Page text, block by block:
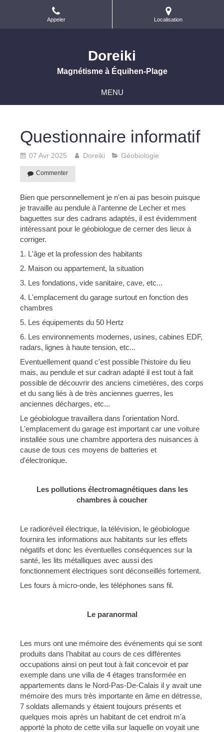
Appeler Localisation
Doreiki
Magnétisme à Équihen-Plage
MENU
Questionnaire informatif
07 Avr 2025 Doreiki Géobiologie
Commenter
Bien que personnellement je n'en ai pas besoin puisque
je travaille au pendule à l'antenne de Lecher et mes
baguettes sur des cadrans adaptés, il est évidemment
intéressant pour le géobiologue de cerner des lieux à
corriger.
1. L'âge et la profession des habitants
2. Maison ou appartement, la situation
3. Les fondations, vide sanitaire, cave, etc...
4. L'emplacement du garage surtout en fonction des
chambres
5. Les équipements du 50 Hertz
6. Les environnements modernes, usines, cabines EDF,
radars, lignes à haute tension, etc...
Eventuellement quand c'est possible l'histoire du lieu
mais, au pendule et sur cadran adapté il est tout à fait
possible de découvrir des anciens cimetières, des corps
et du sang liés à de très anciennes guerres, les
anciennes décharges, etc...
Le géobiologue travaillera dans l'orientation Nord.
L'emplacement du garage est important car une voiture
installée sous une chambre apportera des nuisances à
cause de tous ces moyens de batteries et
d'électronique.
Les pollutions électromagnétiques dans les
chambres à coucher
Le radioréveil électrique, la télévision, le géobiologue
fournira les informations aux habitants sur les effets
négatifs et donc les éventuelles conséquences sur la
santé, les lits métalliques avec aussi des
fonctionnement électriques sont déconseillés fortement.
Les fours à micro-onde, les téléphones sans fil.
Le paranormal
Les murs ont une mémoire des événements qui se sont
produits dans l'habitat au cours de ces différentes
occupations ainsi on peut tout à fait concevoir et par
exemple dans une villa de 4 étages transformée en
appartements dans le Nord-Pas-De-Calais il y avait une
mémoire des murs très importante en âme en détresse,
7 soldats allemands y étaient toujours présents et
quelques mois après un habitant de cet endroit m'a
apporté la photo de cette villa sur laquelle on voyait une